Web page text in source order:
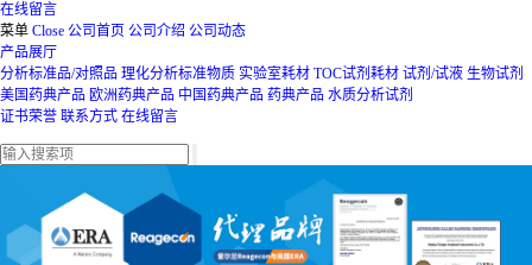
在线留言
菜单 Close 公司首页 公司介绍 公司动态
产品展厅
分析标准品/对照品 理化分析标准物质 实验室耗材 TOC试剂耗材 试剂/试液 生物试剂
美国药典产品 欧洲药典产品 中国药典产品 药典产品 水质分析试剂
证书荣誉 联系方式 在线留言